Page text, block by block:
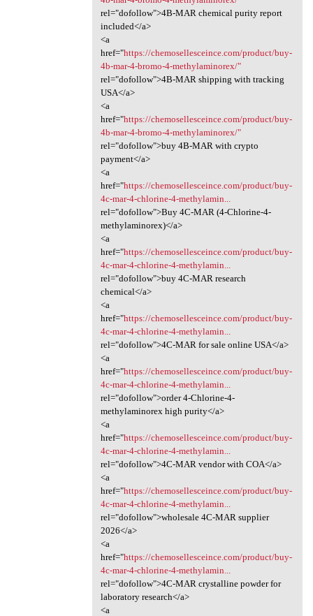
rel="dofollow">4B-MAR chemical purity report
included</a>
<a
href="https://chemosellesceince.com/product/buy-
4b-mar-4-bromo-4-methylaminorex/"
rel="dofollow">4B-MAR shipping with tracking
USA</a>
<a
href="https://chemosellesceince.com/product/buy-
4b-mar-4-bromo-4-methylaminorex/"
rel="dofollow">buy 4B-MAR with crypto
payment</a>
<a
href="https://chemosellesceince.com/product/buy-
4c-mar-4-chlorine-4-methylamin...
rel="dofollow">Buy 4C-MAR (4-Chlorine-4-
methylaminorex)</a>
<a
href="https://chemosellesceince.com/product/buy-
4c-mar-4-chlorine-4-methylamin...
rel="dofollow">buy 4C-MAR research
chemical</a>
<a
href="https://chemosellesceince.com/product/buy-
4c-mar-4-chlorine-4-methylamin...
rel="dofollow">4C-MAR for sale online USA</a>
<a
href="https://chemosellesceince.com/product/buy-
4c-mar-4-chlorine-4-methylamin...
rel="dofollow">order 4-Chlorine-4-
methylaminorex high purity</a>
<a
href="https://chemosellesceince.com/product/buy-
4c-mar-4-chlorine-4-methylamin...
rel="dofollow">4C-MAR vendor with COA</a>
<a
href="https://chemosellesceince.com/product/buy-
4c-mar-4-chlorine-4-methylamin...
rel="dofollow">wholesale 4C-MAR supplier
2026</a>
<a
href="https://chemosellesceince.com/product/buy-
4c-mar-4-chlorine-4-methylamin...
rel="dofollow">4C-MAR crystalline powder for
laboratory research</a>
<a